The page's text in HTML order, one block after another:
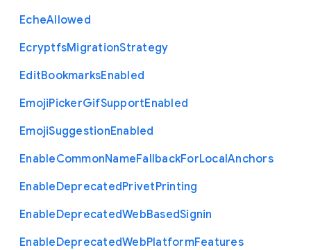
EcheAllowed
EcryptfsMigrationStrategy
EditBookmarksEnabled
EmojiPickerGifSupportEnabled
EmojiSuggestionEnabled
EnableCommonNameFallbackForLocalAnchors
EnableDeprecatedPrivetPrinting
EnableDeprecatedWebBasedSignin
EnableDeprecatedWebPlatformFeatures